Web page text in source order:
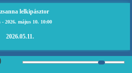
lelkipásztor
- 2026. május 10. 10:00
2026.05.11.